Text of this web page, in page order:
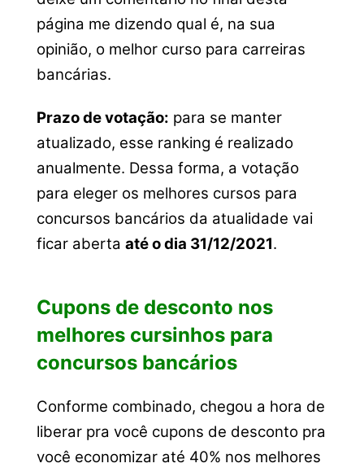
página me dizendo qual é, na sua
opinião, o melhor curso para carreiras
bancárias.
Prazo de votação: para se manter
atualizado, esse ranking é realizado
anualmente. Dessa forma, a votação
para eleger os melhores cursos para
concursos bancários da atualidade vai
ficar aberta até o dia 31/12/2021.
Cupons de desconto nos
melhores cursinhos para
concursos bancários
Conforme combinado, chegou a hora de
liberar pra você cupons de desconto pra
você economizar até 40% nos melhores